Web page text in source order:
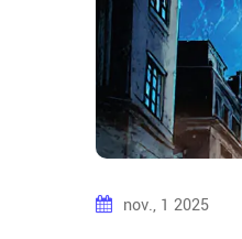
nov., 1 2025